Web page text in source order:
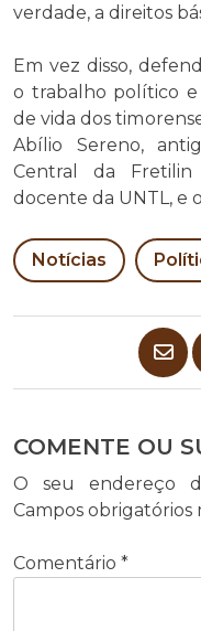
verdade, a direitos
Em vez disso,
o trabalho político e
de vida dos
Abílio Sereno,
Central da
docente da UNTL, e
Notícias
COMENTE OU
O seu endereço
Campos obrigatórios
Comentário *